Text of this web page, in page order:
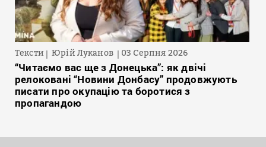
Тексти Юрій Луканов 03 Серпня 2026
“Читаємо вас ще з Донецька”: як двічі
релоковані “Новини Донбасу” продовжують
писати про окупацію та боротися з
пропагандою